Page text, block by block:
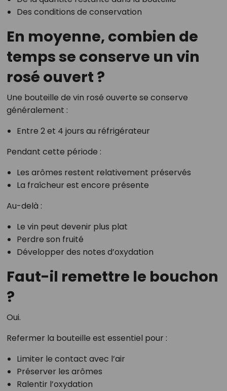
Des conditions de conservation
En moyenne, combien de
temps se conserve un vin
rosé ouvert ?
Une bouteille de vin rosé ouverte se conserve
généralement :
Entre 2 et 4 jours au réfrigérateur
Pendant cette période :
Les arômes restent relativement préservés
La fraîcheur est encore présente
Au-delà :
Le vin peut devenir plus plat
Perdre son fruité
Développer des notes d’oxydation
Faut-il remettre le bouchon
?
Oui.
Refermer la bouteille est essentiel pour :
Limiter le contact avec l’air
Préserver les arômes
Ralentir l’oxydation